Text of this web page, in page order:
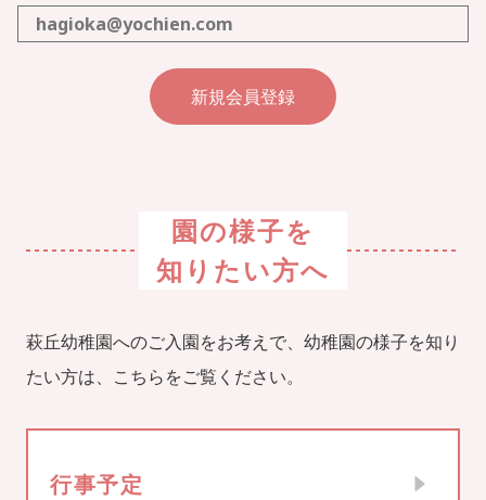
園の様子を
知りたい方へ
萩丘幼稚園へのご入園をお考えで、幼稚園の様子を知り
たい方は、こちらをご覧ください。
行事予定